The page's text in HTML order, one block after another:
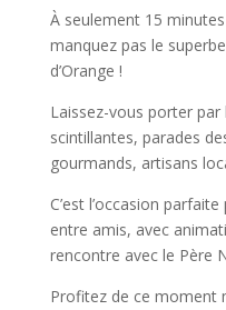
À seulement 15
manquez pas le
d’Orange !
Laissez-vous porter par
scintillantes, parades
gourmands, artisans
C’est l’occasion
entre amis, avec
rencontre avec le Père
Profitez de ce moment